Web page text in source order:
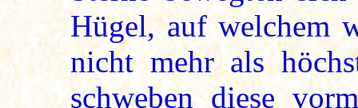
Hügel, auf welchem
nicht mehr als
schweben diese